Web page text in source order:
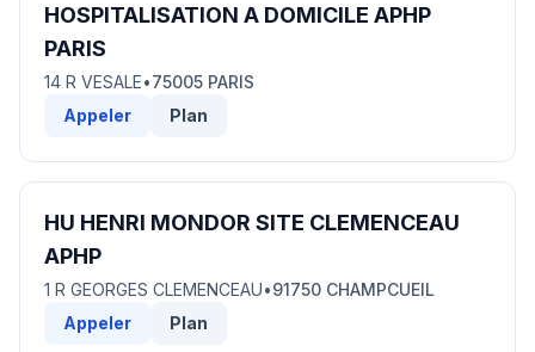
HOSPITALISATION A DOMICILE APHP
PARIS
14 R VESALE•75005 PARIS
Appeler
Plan
HU HENRI MONDOR SITE CLEMENCEAU
APHP
1 R GEORGES CLEMENCEAU•91750 CHAMPCUEIL
Appeler
Plan